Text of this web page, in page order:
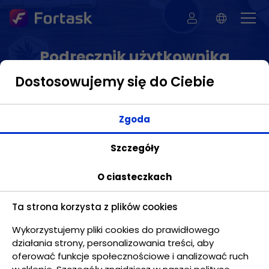
Podręcznik użytkownika
Informacje ogólne - Wprowadzenie
Do czego służy aplikacja Fortask?
współpracy wielu osób. Głównym elementem, na
którym skupiamy swoją uwagę są zadania. Koniec z
problemami jakie występują przy korzystaniu z poczty
e-mail: brak informacji o statusie zadania, brak
danych dotyczących dat wykonania, trudne
wyszukiwanie wśród tysięcy e-maili niekoniecznie
Dostosowujemy się do Ciebie
Zgoda
Szczegóły
O ciasteczkach
Ta strona korzysta z plików cookies
Wykorzystujemy pliki cookies do prawidłowego
działania strony, personalizowania treści, aby
oferować funkcje społecznościowe i analizować ruch